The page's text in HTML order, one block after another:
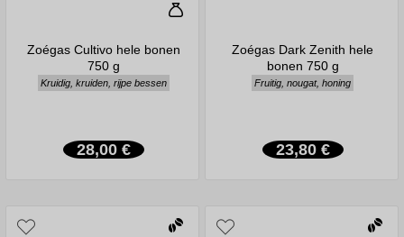
Zoégas Cultivo hele bonen
750 g
Kruidig, kruiden, rijpe bessen
28,00 €
Zoégas Dark Zenith hele
bonen 750 g
Fruitig, nougat, honing
23,80 €